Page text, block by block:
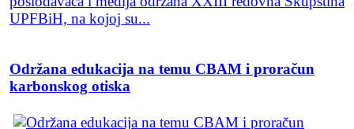
UPFBiH, na kojoj su...
Održana edukacija na temu CBAM i proračun
karbonskog otiska